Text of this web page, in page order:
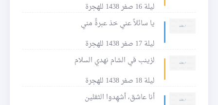
ليلة 16 صفر 1438 للهجرة
يا سائلاً عني خذ عبرةً مني
ليلة 17 صفر 1438 للهجرة
لزينب في الشام نهدي السلام
ليلة 18 صفر 1438 للهجرة
أنا عاشق، أشهِدوا الثقلين